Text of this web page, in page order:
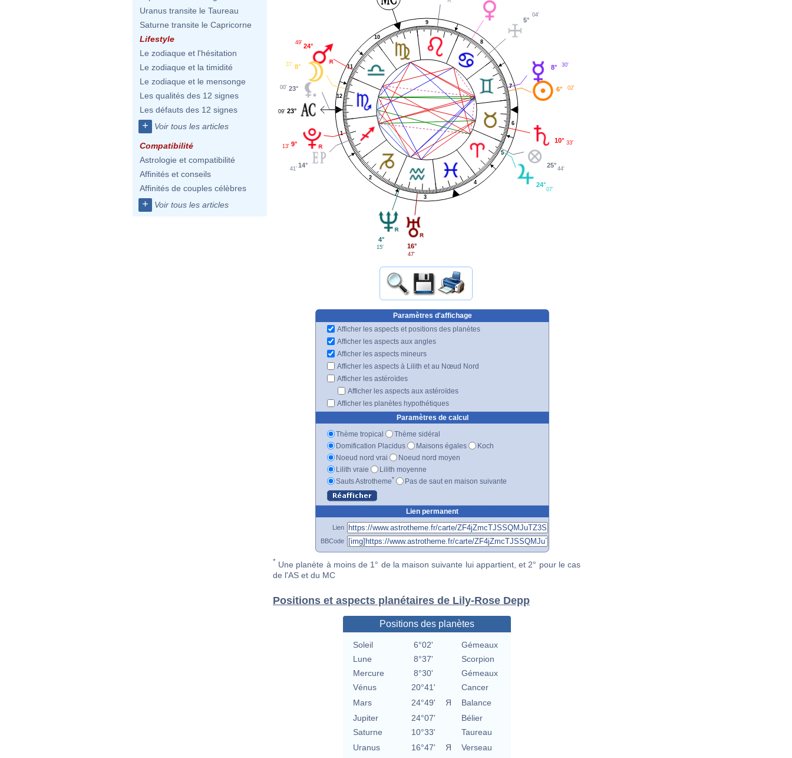
Uranus transite le Taureau
Saturne transite le Capricorne
Lifestyle
Le zodiaque et l'hésitation
Le zodiaque et la timidité
Le zodiaque et le mensonge
Les qualités des 12 signes
Les défauts des 12 signes
+ Voir tous les articles
Compatibilité
Astrologie et compatibilité
Affinités et conseils
Affinités de couples célèbres
+ Voir tous les articles
1
2
3
4
5
6
7
8
9
10
11
12
6° 02'
8° 30'
5°
04'
24°
49'
8°
37'
23°
00'
23°
09'
9°
13'
14°
41'
4°
15' 16°
47'
24°
07'
25°
44'
10° 33'
Paramètres d'affichage
Afficher les aspects et positions des planètes
Afficher les aspects aux angles
Afficher les aspects mineurs
Afficher les aspects à Lilith et au Nœud Nord
Afficher les astéroïdes
Afficher les aspects aux astéroïdes
Afficher les planètes hypothétiques
Paramètres de calcul
Thème tropical
Thème sidéral
Domification Placidus
Maisons égales
Koch
Noeud nord vrai
Noeud nord moyen
Lilith vraie
Lilith moyenne
Sauts Astrotheme* Pas de saut en maison suivante
Lien permanent
Lien
BBCode
* Une planète à moins de 1° de la maison suivante lui appartient, et 2° pour le cas
de l'AS et du MC
Positions et aspects planétaires de Lily-Rose Depp
Positions des planètes
Soleil 6°02'
Gémeaux
Lune
8°37'
Scorpion
Mercure
8°30'
Gémeaux
Vénus
20°41'
Cancer
Mars
24°49' Я
Balance
Jupiter
24°07'
Bélier
Saturne
10°33'
Taureau
Uranus
16°47' Я Verseau